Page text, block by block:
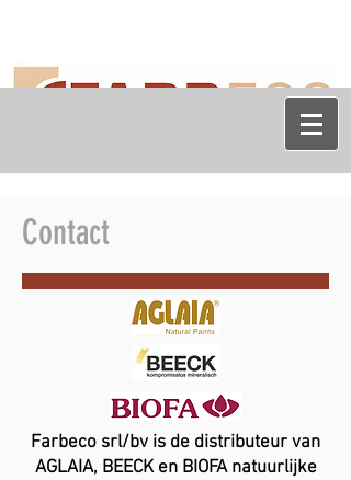
Contact
Farbeco srl/bv is de distributeur van
AGLAIA, BEECK en BIOFA natuurlijke